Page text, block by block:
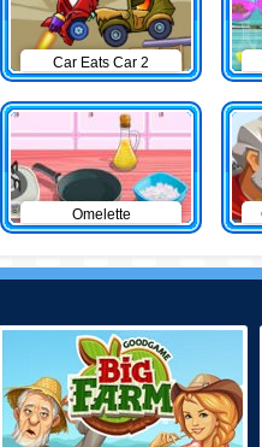
Car Eats Car 2
Omelette